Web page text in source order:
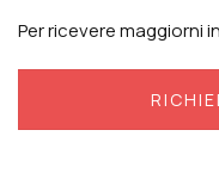
Per ricevere maggiorni